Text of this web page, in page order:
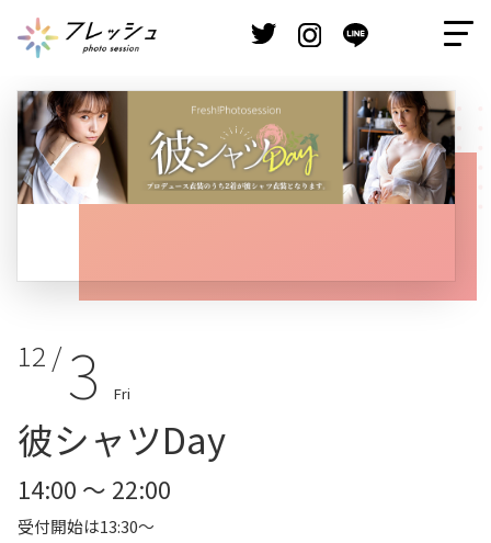
12 / 3 Fri
彼シャツDay
14:00 ～ 22:00
受付開始は13:30～